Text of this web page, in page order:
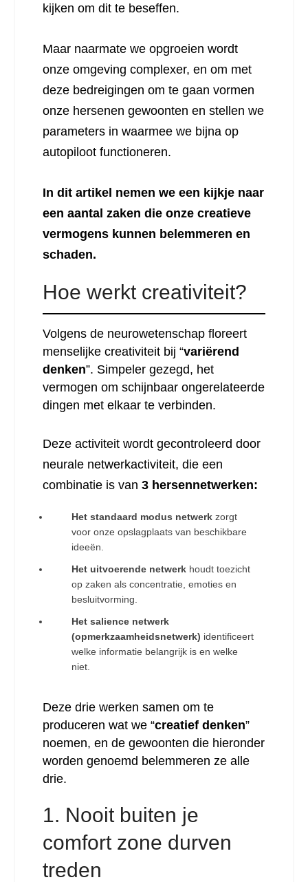
kijken om dit te beseffen.
Maar naarmate we opgroeien wordt
onze omgeving complexer, en om met
deze bedreigingen om te gaan vormen
onze hersenen gewoonten en stellen we
parameters in waarmee we bijna op
autopiloot functioneren.
In dit artikel nemen we een kijkje naar
een aantal zaken die onze creatieve
vermogens kunnen belemmeren en
schaden.
Hoe werkt creativiteit?
Volgens de neurowetenschap floreert
menselijke creativiteit bij “variërend
denken”. Simpeler gezegd, het
vermogen om schijnbaar ongerelateerde
dingen met elkaar te verbinden.
Deze activiteit wordt gecontroleerd door
neurale netwerkactiviteit, die een
combinatie is van 3 hersennetwerken:
Het standaard modus netwerk zorgt
voor onze opslagplaats van beschikbare
ideeën.
Het uitvoerende netwerk houdt toezicht
op zaken als concentratie, emoties en
besluitvorming.
Het salience netwerk
(opmerkzaamheidsnetwerk) identificeert
welke informatie belangrijk is en welke
niet.
Deze drie werken samen om te
produceren wat we “creatief denken”
noemen, en de gewoonten die hieronder
worden genoemd belemmeren ze alle
drie.
1. Nooit buiten je
comfort zone durven
treden